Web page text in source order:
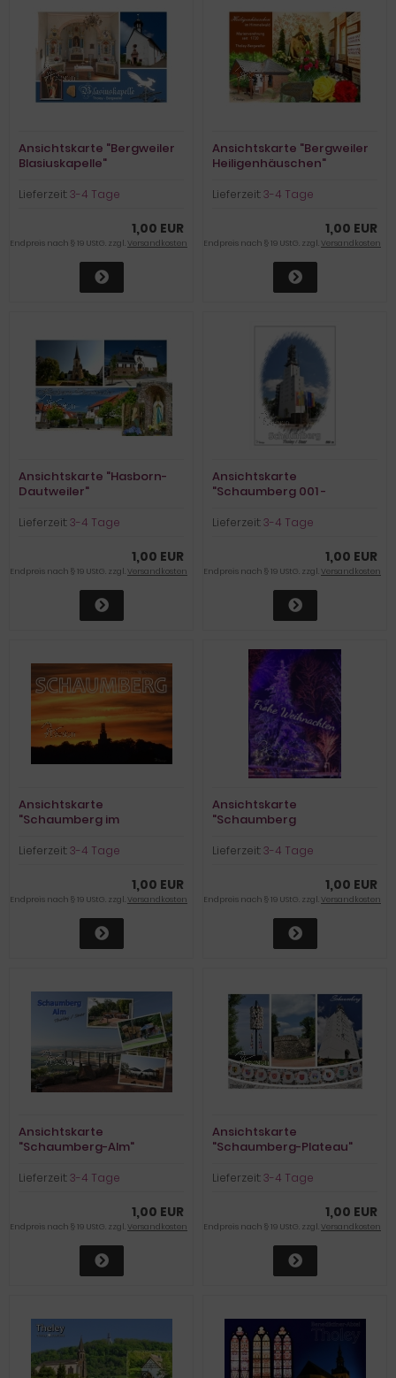
Ansichtskarte "Bergweiler
Blasiuskapelle"
Lieferzeit:3-4 Tage
1,00 EUR
Endpreis nach § 19 UStG. zzgl.Versandkosten
Ansichtskarte "Bergweiler
Heiligenhäuschen"
Lieferzeit:3-4 Tage
1,00 EUR
Endpreis nach § 19 UStG. zzgl.Versandkosten
Ansichtskarte "Hasborn-
Dautweiler"
Lieferzeit:3-4 Tage
1,00 EUR
Endpreis nach § 19 UStG. zzgl.Versandkosten
Ansichtskarte
"Schaumberg 001 -
Lieferzeit:3-4 Tage
1,00 EUR
Endpreis nach § 19 UStG. zzgl.Versandkosten
Ansichtskarte
"Schaumberg im
Lieferzeit:3-4 Tage
1,00 EUR
Endpreis nach § 19 UStG. zzgl.Versandkosten
Ansichtskarte
"Schaumberg
Lieferzeit:3-4 Tage
1,00 EUR
Endpreis nach § 19 UStG. zzgl.Versandkosten
Ansichtskarte
"Schaumberg-Alm"
Lieferzeit:3-4 Tage
1,00 EUR
Endpreis nach § 19 UStG. zzgl.Versandkosten
Ansichtskarte
"Schaumberg-Plateau"
Lieferzeit:3-4 Tage
1,00 EUR
Endpreis nach § 19 UStG. zzgl.Versandkosten